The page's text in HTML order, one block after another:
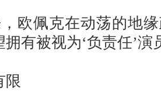
佩克在动荡的地缘
有被视为‘负责任’演